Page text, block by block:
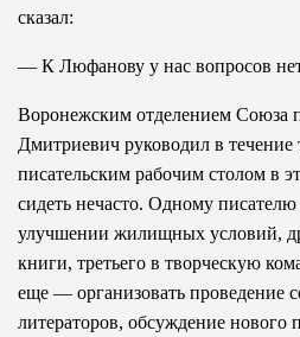
сказал:
— К Люфанову у нас вопросов
Воронежским отделением Союза
Дмитриевич руководил в течение
писательским рабочим столом в
сидеть нечасто. Одному
улучшении жилищных условий,
книги, третьего в творческую
еще — организовать проведение
литераторов, обсуждение нового